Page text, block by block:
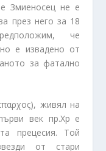
Змиеносец не е
през него за 18
че
е извадено от
за фатално
живял на
век пр.Хр e
прецесия. Той
от стари